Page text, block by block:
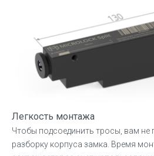
Легкость монтажа
Чтобы подсоединить тросы, вам не
разборку корпуса замка. Время